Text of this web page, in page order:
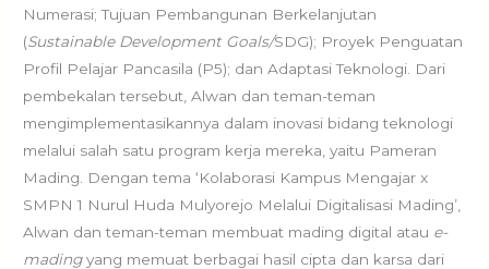
Numerasi; Tujuan Pembangunan Berkelanjutan
(Sustainable Development Goals/SDG); Proyek Penguatan
Profil Pelajar Pancasila (P5); dan Adaptasi Teknologi. Dari
pembekalan tersebut, Alwan dan teman-teman
mengimplementasikannya dalam inovasi bidang teknologi
melalui salah satu program kerja mereka, yaitu Pameran
Mading. Dengan tema ‘Kolaborasi Kampus Mengajar x
SMPN 1 Nurul Huda Mulyorejo Melalui Digitalisasi Mading’,
Alwan dan teman-teman membuat mading digital atau e-
madingyang memuat berbagai hasil cipta dan karsa dari